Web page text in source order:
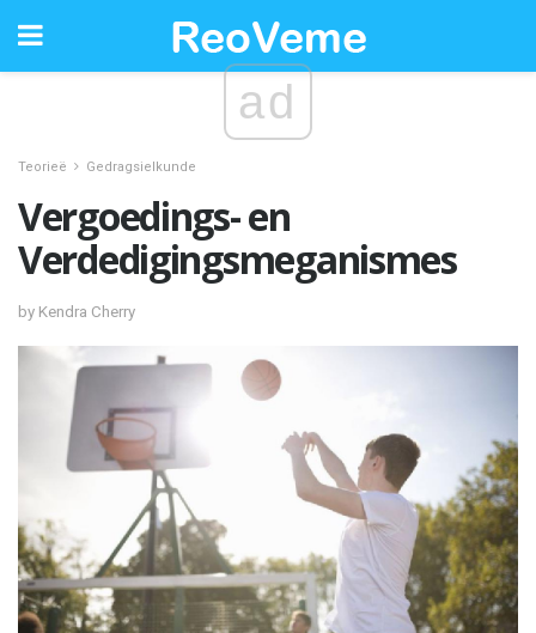
ad
Teorieë Gedragsielkunde
Vergoedings- en
Verdedigingsmeganismes
by Kendra Cherry